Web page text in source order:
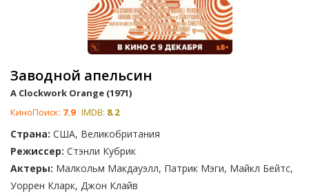
Заводной апельсин
A Clockwork Orange (1971)
КиноПоиск: 7.9 IMDB: 8.2
Страна: США, Великобритания
Режиссер: Стэнли Кубрик
Актеры: Малкольм Макдауэлл, Патрик Мэги, Майкл Бейтс,
Уоррен Кларк, Джон Клайв